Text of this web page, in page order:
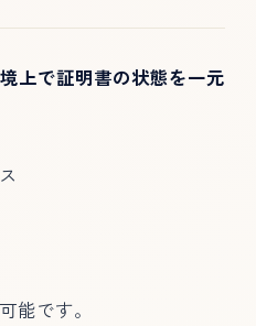
上で証明書の状態を一元
能です。